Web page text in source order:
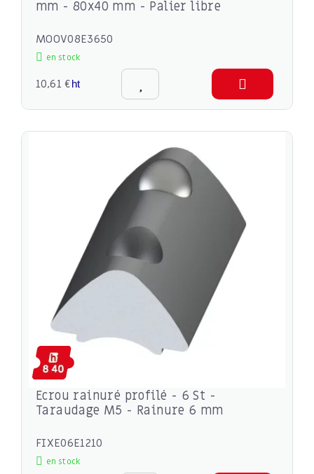
mm - 80x40 mm - Palier libre
MOOV08E3650
en stock
10,61 €ht
Ecrou rainuré profilé - 6 St -
Taraudage M5 - Rainure 6 mm
FIXE06E1210
en stock